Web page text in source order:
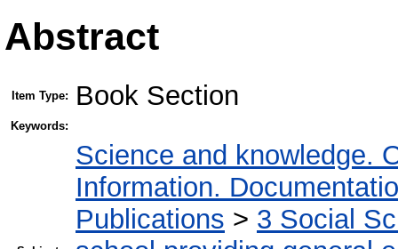
Abstract
Item Type: Book Section
Keywords:
Science and knowledge.
Information.
Publications > 3 Social